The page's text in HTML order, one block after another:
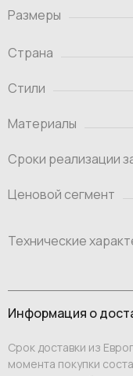
Страна
Стили
Материалы
Сроки реализации
Ценовой сегмент
Технические
Размеры
Информация о
Срок доставки из
момента покупки